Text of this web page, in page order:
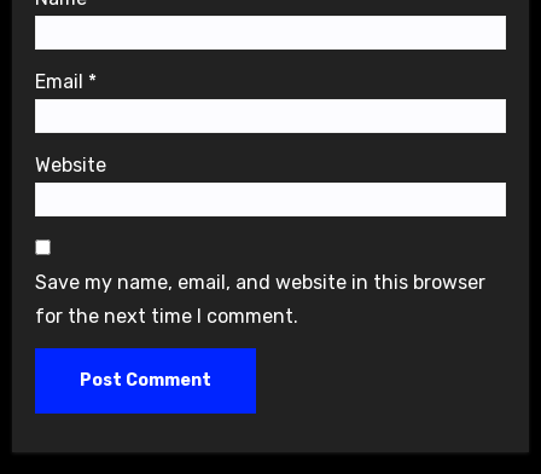
Email *
Website
Save my name, email, and website in this browser
for the next time I comment.